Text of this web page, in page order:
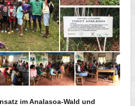
im Analasoa-Wald und